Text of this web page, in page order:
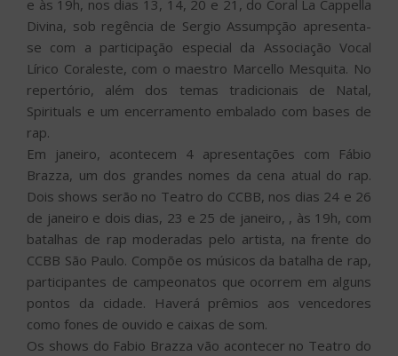
e às 19h, nos dias 13, 14, 20 e 21, do Coral La Cappella
Divina, sob regência de Sergio Assumpção apresenta-
se com a participação especial da Associação Vocal
Lírico Coraleste, com o maestro Marcello Mesquita. No
repertório, além dos temas tradicionais de Natal,
Spirituals e um encerramento embalado com bases de
rap.
Em janeiro, acontecem 4 apresentações com Fábio
Brazza, um dos grandes nomes da cena atual do rap.
Dois shows serão no Teatro do CCBB, nos dias 24 e 26
de janeiro e dois dias, 23 e 25 de janeiro, , às 19h, com
batalhas de rap moderadas pelo artista, na frente do
CCBB São Paulo. Compõe os músicos da batalha de rap,
participantes de campeonatos que ocorrem em alguns
pontos da cidade. Haverá prêmios aos vencedores
como fones de ouvido e caixas de som.
Os shows do Fabio Brazza vão acontecer no Teatro do